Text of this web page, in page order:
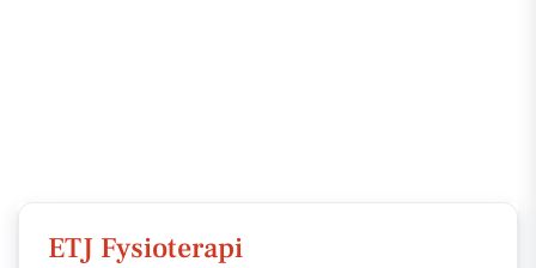
ETJ Fysioterapi